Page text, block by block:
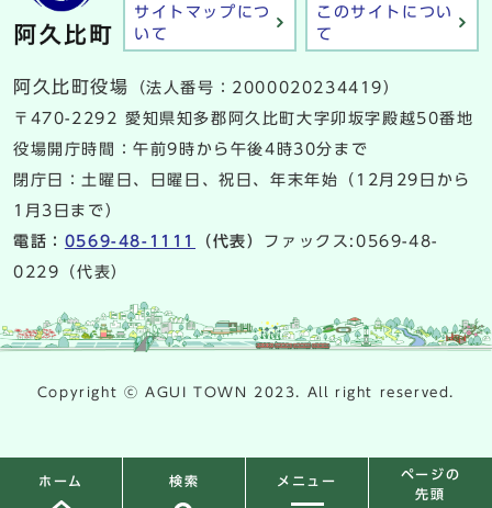
ホーム 検索 メニュー
ページの
先頭
サイトマップにつ
いて
このサイトについ
て
阿久比町役場
（法人番号：2000020234419）
〒470-2292 愛知県知多郡阿久比町大字卯坂字殿越50番地
役場開庁時間：午前9時から午後4時30分まで
閉庁日：土曜日、日曜日、祝日、年末年始（12月29日から
1月3日まで）
電話： 0569-48-1111 （代表） ファックス:0569-48-
0229（代表）
Copyright ⓒ AGUI TOWN 2023. All right reserved.